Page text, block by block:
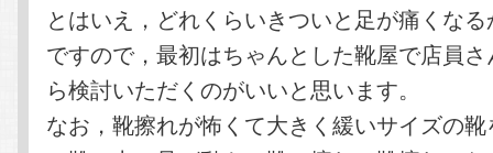
とはいえ，どれくらいきついと足が痛くな
ですので，最初はちゃんとした靴屋で店員
ら検討いただくのがいいと思います。
なお，靴擦れが怖くて大きく緩いサイズの